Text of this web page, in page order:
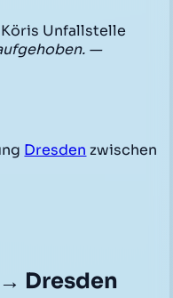
Unfallstelle
—
Dresden zwischen
Dresden